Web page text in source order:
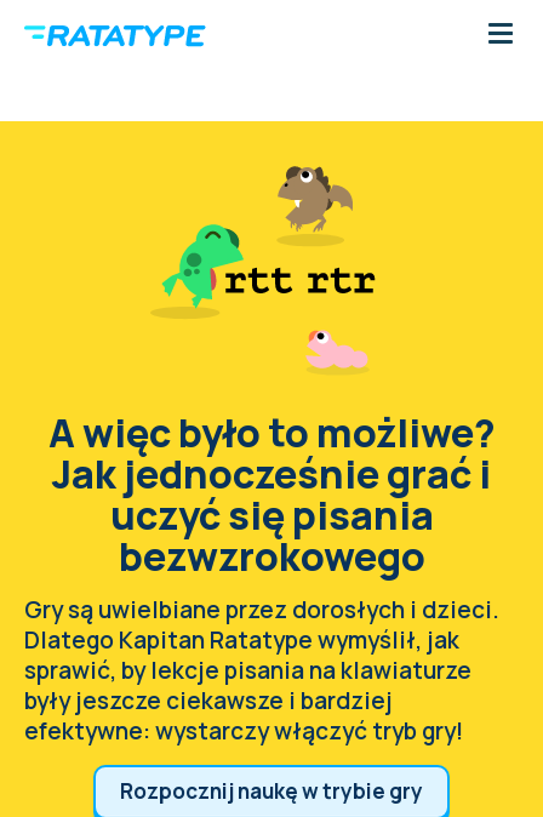
A więc było to możliwe?
Jak jednocześnie grać i
uczyć się pisania
bezwzrokowego
Gry są uwielbiane przez dorosłych i dzieci.
Dlatego Kapitan Ratatype wymyślił, jak
sprawić, by lekcje pisania na klawiaturze
były jeszcze ciekawsze i bardziej
efektywne: wystarczy włączyć tryb gry!
Rozpocznij naukę w trybie gry